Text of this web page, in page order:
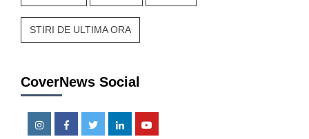
STIRI DE ULTIMA ORA
CoverNews Social
InstagramFacebookTwitterLinkedin